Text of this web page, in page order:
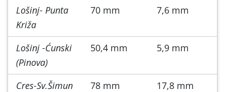
Lošinj- Punta
Križa
70 mm 7,6 mm
Lošinj -Ćunski
(Pinova)
50,4 mm 5,9 mm
Cres-Sv.Šimun
78 mm 17,8 mm